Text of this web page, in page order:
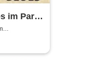
im Park